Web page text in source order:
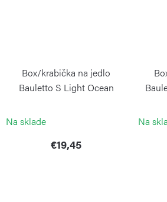
Box/krabička na jedlo
Bauletto S Light Ocean
Na sklade
€19,45
Na